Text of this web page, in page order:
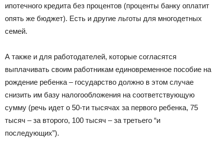
ипотечного кредита без процентов (проценты банку оплатит
опять же бюджет). Есть и другие льготы для многодетных
семей.
А также и для работодателей, которые согласятся
выплачивать своим работникам единовременное пособие на
рождение ребенка – государство должно в этом случае
снизить им базу налогообложения на соответствующую
сумму (речь идет о 50-ти тысячах за первого ребенка, 75
тысяч – за второго, 100 тысяч – за третьего “и
последующих”).